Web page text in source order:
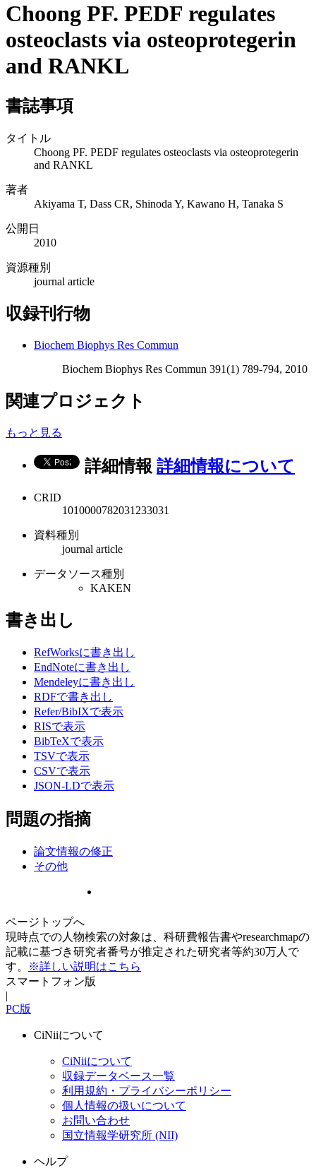
Choong PF. PEDF regulates
osteoclasts via osteoprotegerin
and RANKL
書誌事項
タイトル
Choong PF. PEDF regulates osteoclasts via osteoprotegerin
and RANKL
著者
Akiyama T, Dass CR, Shinoda Y, Kawano H, Tanaka S
公開日
2010
資源種別
journal article
収録刊行物
Biochem Biophys Res Commun
Biochem Biophys Res Commun 391(1) 789-794, 2010
関連プロジェクト
もっと見る
詳細情報 詳細情報について
CRID
1010000782031233031
資料種別
journal article
データソース種別
KAKEN
書き出し
RefWorksに書き出し
EndNoteに書き出し
Mendeleyに書き出し
RDFで書き出し
Refer/BibIXで表示
RISで表示
BibTeXで表示
TSVで表示
CSVで表示
JSON-LDで表示
問題の指摘
論文情報の修正
その他
ページトップへ
現時点での人物検索の対象は、科研費報告書やresearchmapの
記載に基づき研究者番号が推定された研究者等約30万人で
す。
※詳しい説明はこちら
スマートフォン版
|
PC版
CiNiiについて
CiNiiについて
収録データベース一覧
利用規約・プライバシーポリシー
個人情報の扱いについて
お問い合わせ
国立情報学研究所 (NII)
ヘルプ